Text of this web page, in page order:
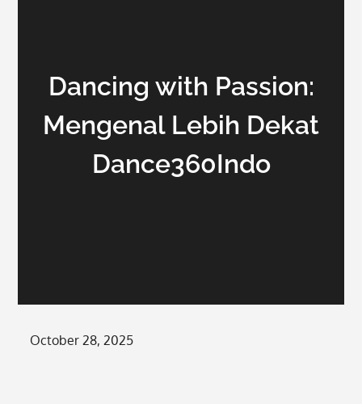
Dancing with Passion:
Mengenal Lebih Dekat
Dance360Indo
Posted
October 28, 2025